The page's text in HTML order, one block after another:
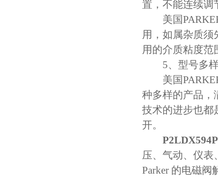
置，不能连续调
美国PARKER
用，如属杂质
用的介质粘度范
5、型号多样
美国PARKER
种多样的产品，
技术的进步也都
开。
压、气动、仪表
Parker 的电磁